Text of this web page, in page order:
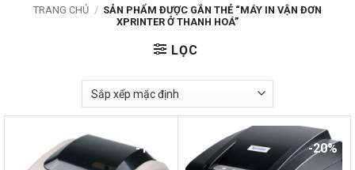
TRANG CHỦ / SẢN PHẨM ĐƯỢC GẮN THẺ “MÁY IN VẬN ĐƠN
XPRINTER Ở THANH HOÁ”
LỌC
-14% -20%